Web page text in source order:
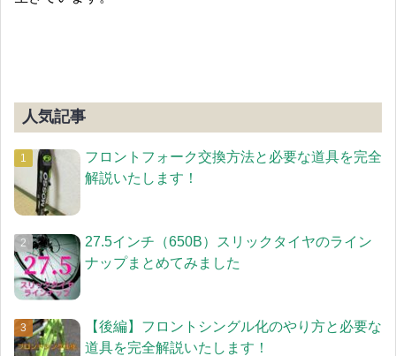
人気記事
フロントフォーク交換方法と必要な道具を完全
解説いたします！
27.5インチ（650B）スリックタイヤのライン
ナップまとめてみました
【後編】フロントシングル化のやり方と必要な
道具を完全解説いたします！